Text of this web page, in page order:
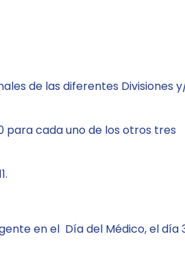
de las diferentes Divisiones
para cada uno de los otros tres
en el Día del Médico, el día